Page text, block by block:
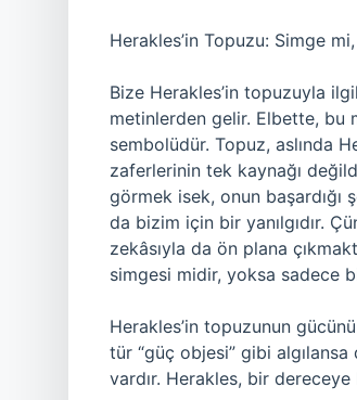
Herakles’in Topuzu: Simge
Bize Herakles’in topuzuyla
metinlerden gelir. Elbette, bu
sembolüdür. Topuz, aslında
zaferlerinin tek kaynağı
görmek isek, onun başardığı
da bizim için bir yanılgıdır.
zekâsıyla da ön plana
simgesi midir, yoksa sadece
Herakles’in topuzunun
tür “güç objesi” gibi
vardır. Herakles, bir